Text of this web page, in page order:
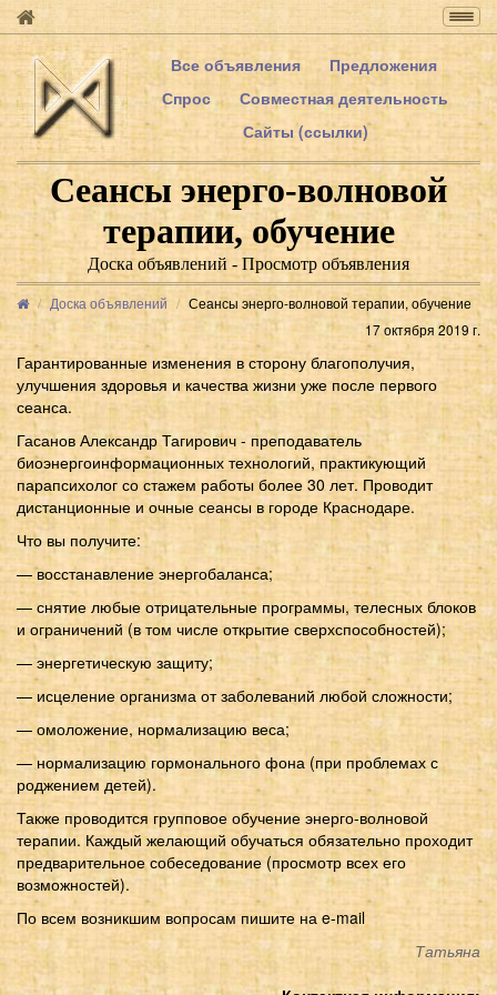
Все объявления
Предложения
Спрос
Совместная деятельность
Сайты (ссылки)
Сеансы энерго-волновой
терапии, обучение
Доска объявлений - Просмотр объявления
Доска объявлений
Сеансы энерго-волновой терапии, обучение
17 октября 2019 г.
Гарантированные изменения в сторону благополучия,
улучшения здоровья и качества жизни уже после первого
сеанса.
Гасанов Александр Тагирович - преподаватель
биоэнергоинформационных технологий, практикующий
парапсихолог со стажем работы более 30 лет. Проводит
дистанционные и очные сеансы в городе Краснодаре.
Что вы получите:
— восстанавление энергобаланса;
— снятие любые отрицательные программы, телесных блоков
и ограничений (в том числе открытие сверхспособностей);
— энергетическую защиту;
— исцеление организма от заболеваний любой сложности;
— омоложение, нормализацию веса;
— нормализацию гормонального фона (при проблемах с
роджением детей).
Также проводится групповое обучение энерго-волновой
терапии. Каждый желающий обучаться обязательно проходит
предварительное собеседование (просмотр всех его
возможностей).
По всем возникшим вопросам пишите на e-mail
Татьяна